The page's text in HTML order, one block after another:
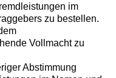
im
zu bestellen.
Vollmacht zu
Abstimmung